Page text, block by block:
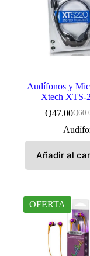
Audífonos y
Xtech XTS-
Q
El
Q47.00El
Añadir al
OFERTA